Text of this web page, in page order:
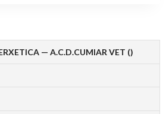
— A.C.D.CUMIAR VET ()